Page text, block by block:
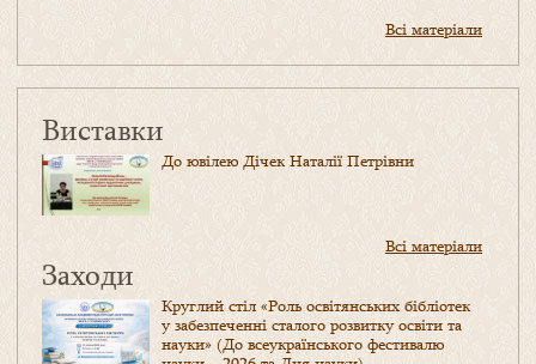
Всі матеріали
Виставки
До ювілею Дічек Наталії Петрівни
Всі матеріали
Заходи
Круглий стіл «Роль освітянських бібліотек
у забезпеченні сталого розвитку освіти та
науки» (До всеукраїнського фестивалю